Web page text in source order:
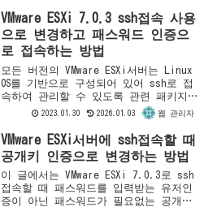
VMware ESXi 7.0.3 ssh접속 사용
으로 변경하고 패스워드 인증으
로 접속하는 방법
모든 버전의 VMware ESXi서버는 Linux
OS를 기반으로 구성되어 있어 ssh로 접
속하여 관리할 수 있도록 관련 패키지가
기본으로 인스톨 되어 있습니다. 그러나
보안상 이유로 기본 설정은 비활성 상태
이기 때...
2023.01.30 2026.01.03 웹 관리자
VMware ESXi서버에 ssh접속할 때
공개키 인증으로 변경하는 방법
이 글에서는 VMware ESXi 7.0.3로 ssh
접속할 때 패스워드를 입력받는 유저인
증이 아닌 패스워드가 필요없는 공개키